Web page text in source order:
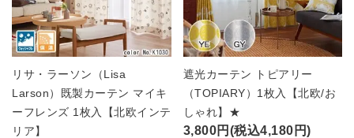
リサ・ラーソン（Lisa
Larson）既製カーテン マイキ
ーフレンズ 1枚入【北欧インテ
リア】
遮光カーテン トピアリー
（TOPIARY）1枚入【北欧/お
しゃれ】★
3,800円(税込4,180円)